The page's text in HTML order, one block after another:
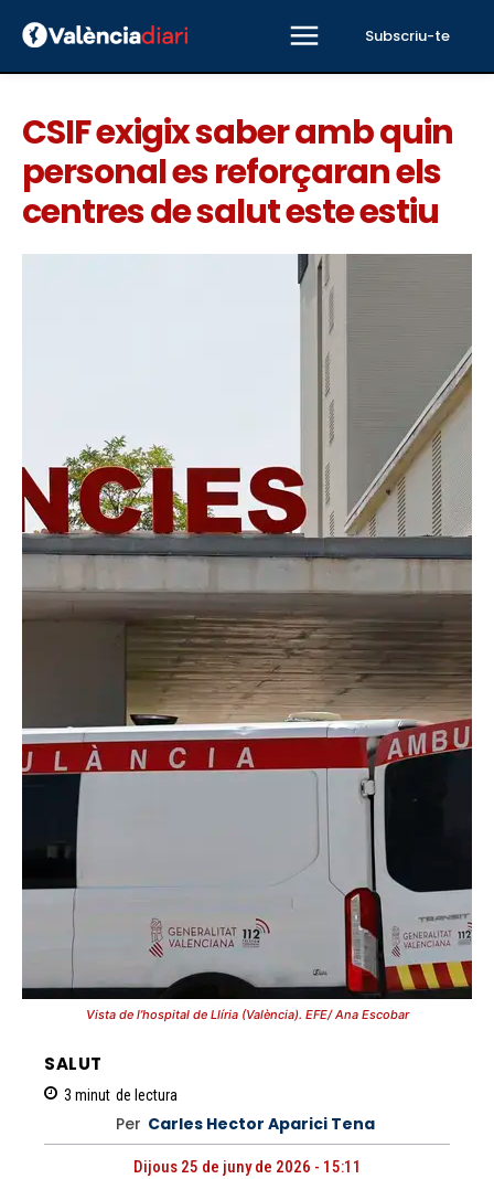
Subscriu-te
CSIF exigix saber amb quin
personal es reforçaran els
centres de salut este estiu
Vista de l’hospital de Llíria (València). EFE/ Ana Escobar
SALUT
3 minut de lectura
Per Carles Hector Aparici Tena
Dijous 25 de juny de 2026 - 15:11